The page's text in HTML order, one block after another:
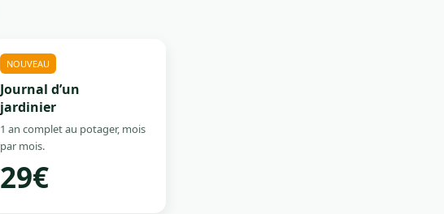
NOUVEAU
Journal d’un
jardinier
1 an complet au potager, mois
par mois.
29€